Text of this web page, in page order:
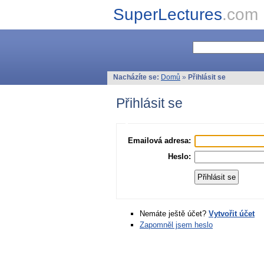
SuperLectures.com
Nacházíte se: Domů » Přihlásit se
Přihlásit se
Emailová adresa:
Heslo:
Nemáte ještě účet? Vytvořit účet
Zapomněl jsem heslo